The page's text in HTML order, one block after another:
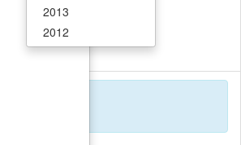
2013
2012